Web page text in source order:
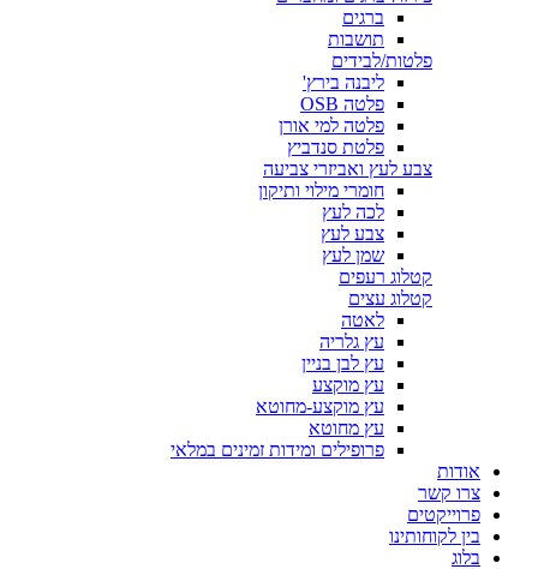
ברגים
תושבות
פלטות/לבידים
ליבנה בירץ'
פלטה OSB
פלטה למי אורן
פלטת סנדביץ
צבע לעץ ואביזרי צביעה
חומרי מילוי ותיקון
לכה לעץ
צבע לעץ
שמן לעץ
קטלוג רעפים
קטלוג עצים
לאטה
עץ גלריה
עץ לבן בניין
עץ מוקצע
עץ מוקצע-מחוטא
עץ מחוטא
פרופילים ומידות זמינים במלאי
אודות
צרו קשר
פרוייקטים
בין לקוחותינו
בלוג